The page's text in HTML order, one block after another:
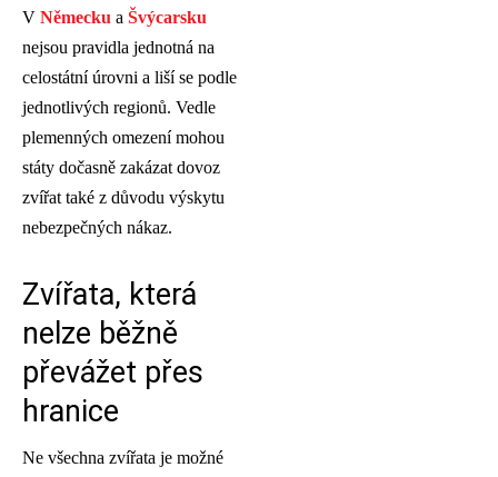
V Německu a Švýcarsku
nejsou pravidla jednotná na
celostátní úrovni a liší se podle
jednotlivých regionů. Vedle
plemenných omezení mohou
státy dočasně zakázat dovoz
zvířat také z důvodu výskytu
nebezpečných nákaz.
Zvířata, která
nelze běžně
převážet přes
hranice
Ne všechna zvířata je možné